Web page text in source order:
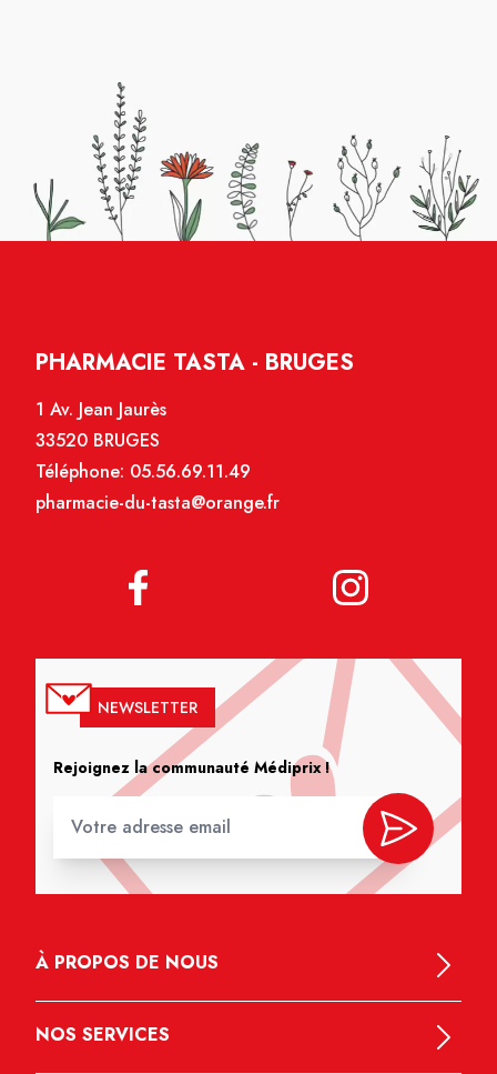
PHARMACIE TASTA - BRUGES
1 Av. Jean Jaurès
33520 BRUGES
Téléphone: 05.56.69.11.49
pharmacie-du-tasta@orange.fr
NEWSLETTER
Rejoignez la communauté Médiprix !
À PROPOS DE NOUS
NOS SERVICES